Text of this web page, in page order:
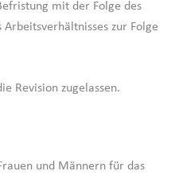
mit der Folge des
zur Folge
Revision zugelassen.
und Männern für das